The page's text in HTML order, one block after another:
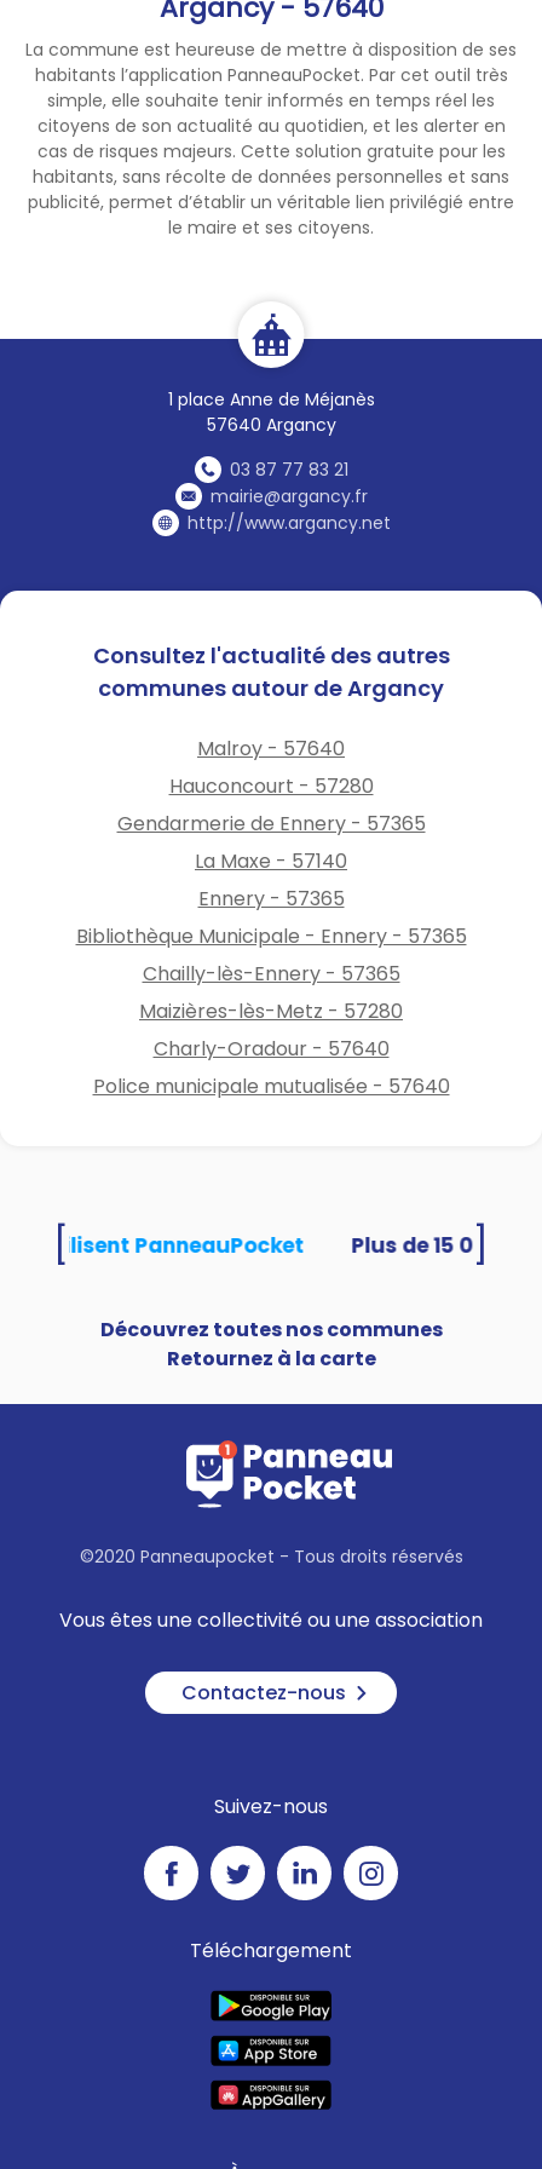
La commune est heureuse de mettre à disposition de ses
habitants l’application PanneauPocket. Par cet outil très
simple, elle souhaite tenir informés en temps réel les
citoyens de son actualité au quotidien, et les alerter en
cas de risques majeurs. Cette solution gratuite pour les
habitants, sans récolte de données personnelles et sans
publicité, permet d’établir un véritable lien privilégié entre
le maire et ses citoyens.
1 place Anne de Méjanès
57640 Argancy
03 87 77 83 21
mairie@argancy.fr
http://www.argancy.net
Consultez l'actualité des autres
communes autour de Argancy
Malroy - 57640
Hauconcourt - 57280
Gendarmerie de Ennery - 57365
La Maxe - 57140
Ennery - 57365
Bibliothèque Municipale - Ennery - 57365
Chailly-lès-Ennery - 57365
Maizières-lès-Metz - 57280
Charly-Oradour - 57640
Police municipale mutualisée - 57640
utilisent PanneauPocket
Découvrez toutes nos communes
Retournez à la carte
©2020 Panneaupocket - Tous droits réservés
Vous êtes une collectivité ou une association
Contactez-nous
Suivez-nous
Téléchargement